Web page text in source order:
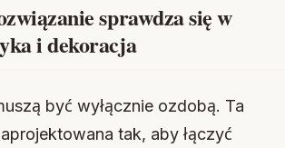
sprawdza się w
i dekoracja
być wyłącznie ozdobą. Ta
tak, aby łączyć